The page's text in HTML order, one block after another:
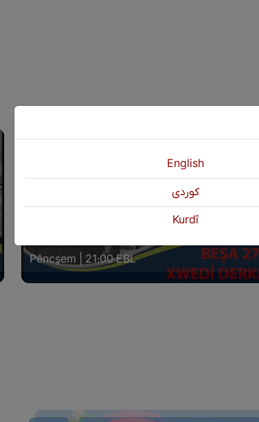
Pêncşem | 21:00 EBL
English
كوردی
Kurdî